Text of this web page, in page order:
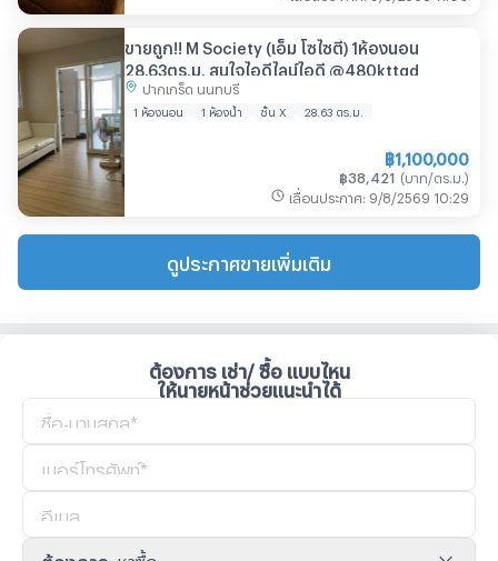
ขายถูก!! M Society (เอ็ม โซไซตี้) 1ห้องนอน
28.63ตร.ม. สนใจไอดีไลน์ไอดี @480kttgd
ปากเกร็ด นนทบุรี
1 ห้องนอน 1 ห้องน้ำ ชั้น X 28.63 ตร.ม.
฿1,100,000
฿ 38,421 (บาท/ตร.ม. )
เลื่อนประกาศ : 9/8/2569 10:29
ดูประกาศขายเพิ่มเติม
ต้องการ เช่า/ ซื้อ แบบไหน
ให้นายหน้าช่วยแนะนำได้